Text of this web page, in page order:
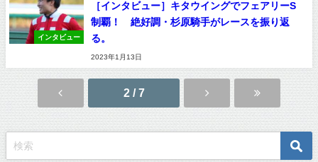
インタビュー
［インタビュー］キタウイングでフェアリーS
制覇！ 絶好調・杉原騎手がレースを振り返
る。
2023年1月13日
2 / 7